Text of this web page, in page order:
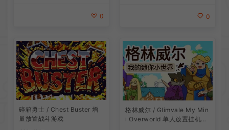
0 0
碎箱勇士 / Chest Buster 增
量放置战斗游戏
格林威尔 / Glimvale My Min
i Overworld 单人放置挂机城